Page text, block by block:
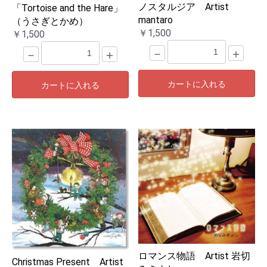
「Tortoise and the Hare」
（うさぎとかめ）
￥1,500
－ ＋
カートに入れる
ノスタルジア Artist
mantaro
￥1,500
－ ＋
カートに入れる
Christmas Present Artist
ロマンス物語 Artist 岩切